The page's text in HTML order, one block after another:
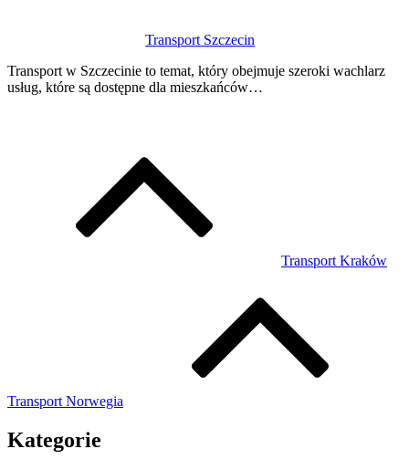
Transport Szczecin
Transport w Szczecinie to temat, który obejmuje szeroki wachlarz
usług, które są dostępne dla mieszkańców…
Transport Kraków
Transport Norwegia
Kategorie